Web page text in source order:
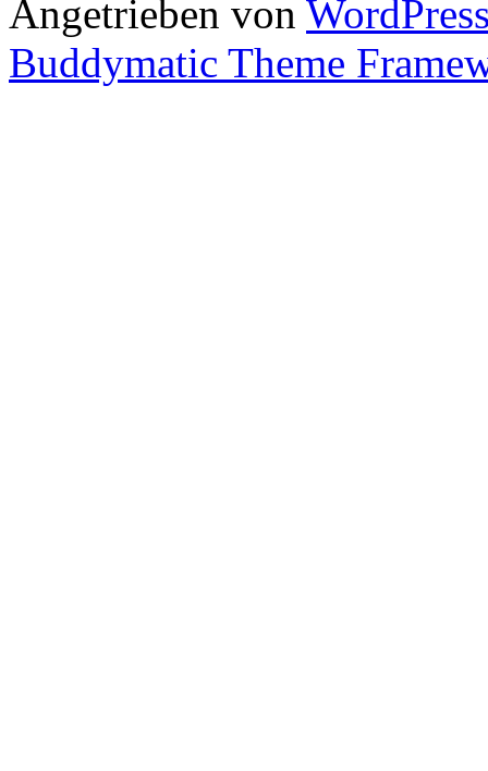
Angetrieben von
Buddymatic Theme